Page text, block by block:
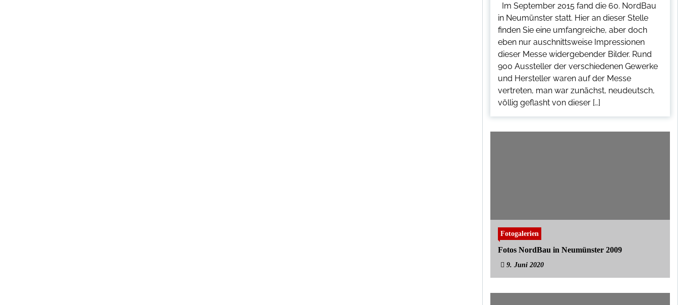
Im September 2015 fand die 60. NordBau
in Neumünster statt. Hier an dieser Stelle
finden Sie eine umfangreiche, aber doch
eben nur auschnittsweise Impressionen
dieser Messe widergebender Bilder. Rund
900 Aussteller der verschiedenen Gewerke
und Hersteller waren auf der Messe
vertreten, man war zunächst, neudeutsch,
völlig geflasht von dieser […]
Fotogalerien
Fotos NordBau in Neumünster 2009
9. Juni 2020